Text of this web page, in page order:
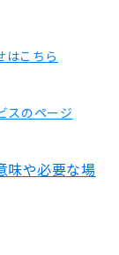
はこちら
スのページ
味や必要な場